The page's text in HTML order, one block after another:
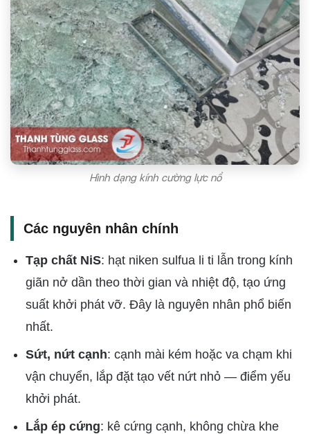
Hình dạng kính cường lực nổ
Các nguyên nhân chính
Tạp chất NiS: hạt niken sulfua li ti lẫn trong kính
giãn nở dần theo thời gian và nhiệt độ, tạo ứng
suất khởi phát vỡ. Đây là nguyên nhân phổ biến
nhất.
Sứt, nứt cạnh: cạnh mài kém hoặc va chạm khi
vận chuyển, lắp đặt tạo vết nứt nhỏ — điểm yếu
khởi phát.
Lắp ép cứng: kê cứng cạnh, không chừa khe